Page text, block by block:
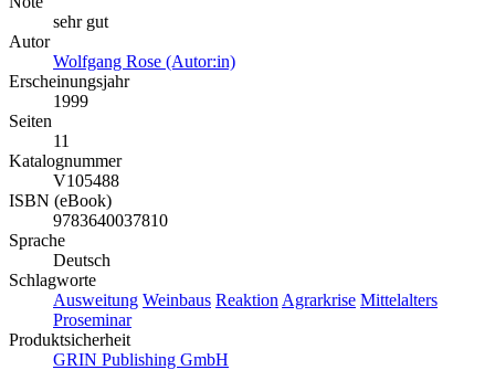
sehr gut
Autor
Wolfgang Rose (Autor:in)
Erscheinungsjahr
1999
Seiten
11
Katalognummer
V105488
ISBN (eBook)
9783640037810
Sprache
Deutsch
Schlagworte
Ausweitung Weinbaus Reaktion Agrarkrise Mittelalters
Proseminar
Produktsicherheit
GRIN Publishing GmbH